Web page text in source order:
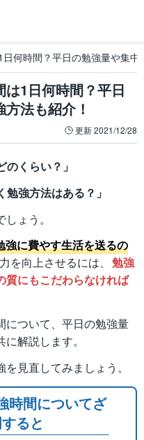
何時間？平日の勉強量や集
1日何時間？平日
法も紹介！
更新2021/12/28
のくらい？」
勉強方法はある？」
ょう。
に費やす生活を送るの
を向上させるには、 勉強
質にもこだわらなければ
について、平日の勉強量
解説します。
見直してみましょう。
時間についてざ
ると